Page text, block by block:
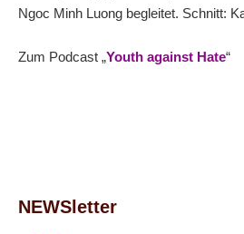
Ngoc Minh Luong begleitet. Schnitt:
Zum Podcast „Youth against Hate“
NEWSletter